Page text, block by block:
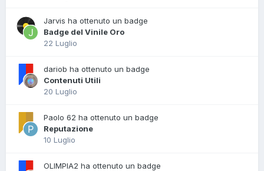
Jarvis ha ottenuto un badge
Badge del Vinile Oro
22 Luglio
dariob ha ottenuto un badge
Contenuti Utili
20 Luglio
Paolo 62 ha ottenuto un badge
Reputazione
10 Luglio
OLIMPIA2 ha ottenuto un badge